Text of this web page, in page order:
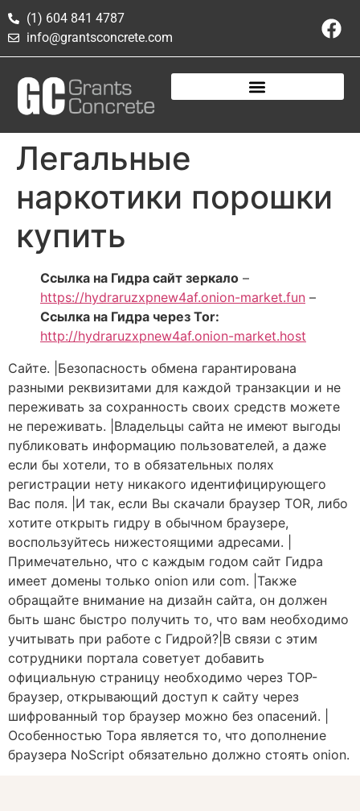
(1) 604 841 4787
info@grantsconcrete.com
Легальные
наркотики порошки
купить
Ссылка на Гидра сайт зеркало –
https://hydraruzxpnew4af.onion-market.fun –
Ссылка на Гидра через Tor:
http://hydraruzxpnew4af.onion-market.host
Сайте. |Безопасность обмена гарантирована
разными реквизитами для каждой транзакции и не
переживать за сохранность своих средств можете
не переживать. |Владельцы сайта не имеют выгоды
публиковать информацию пользователей, а даже
если бы хотели, то в обязательных полях
регистрации нету никакого идентифицирующего
Вас поля. |И так, если Вы скачали браузер TOR, либо
хотите открыть гидру в обычном браузере,
воспользуйтесь нижестоящими адресами. |
Примечательно, что с каждым годом сайт Гидра
имеет домены только onion или com. |Также
обращайте внимание на дизайн сайта, он должен
быть шанс быстро получить то, что вам необходимо
учитывать при работе с Гидрой?|В связи с этим
сотрудники портала советует добавить
официальную страницу необходимо через ТОР-
браузер, открывающий доступ к сайту через
шифрованный тор браузер можно без опасений. |
Особенностью Тора является то, что дополнение
браузера NoScript обязательно должно стоять onion.